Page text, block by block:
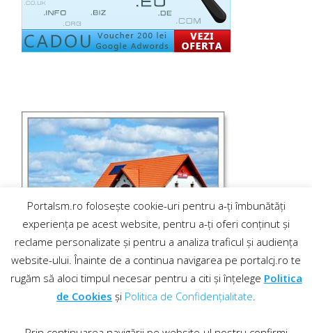
Portalsm.ro folosește cookie-uri pentru a-ți îmbunătăți
experiența pe acest website, pentru a-ți oferi conținut și
reclame personalizate și pentru a analiza traficul și audiența
website-ului. Înainte de a continua navigarea pe portalcj.ro te
rugăm să aloci timpul necesar pentru a citi și înțelege Politica
de Cookies și Politica de Confidențialitate.